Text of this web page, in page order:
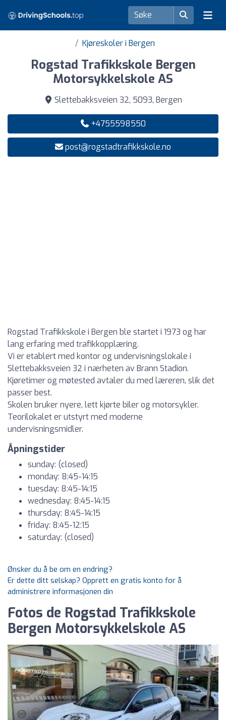
Kjøreskoler i Bergen
Rogstad Trafikkskole Bergen
Motorsykkelskole AS
Slettebakksveien 32, 5093, Bergen
+4755598550
post@rogstadtrafikkskole.no
Rogstad Trafikkskole i Bergen ble startet i 1973 og har
lang erfaring med trafikkopplæring.
Vi er etablert med kontor og undervisningslokale i
Slettebakksveien 32 i nærheten av Brann Stadion.
Kjøretimer og møtested avtaler du med læreren, slik det
passer best.
Skolen bruker nyere, lett kjørte biler og motorsykler.
Teorilokalet er utstyrt med moderne
undervisningsmidler.
Åpningstider
sunday: (closed)
monday: 8:45-14:15
tuesday: 8:45-14:15
wednesday: 8:45-14:15
thursday: 8:45-14:15
friday: 8:45-12:15
saturday: (closed)
Ønsker du å be om en endring?
Er dette ditt selskap? Opprett en gratis konto for å
administrere informasjonen din
Fotos de Rogstad Trafikkskole
Bergen Motorsykkelskole AS